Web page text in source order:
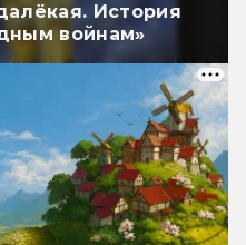
История
войнам»